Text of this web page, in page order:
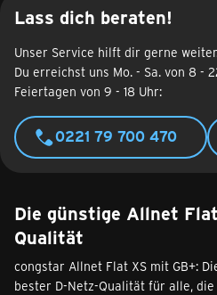
Lass dich beraten!
Unser Service hilft dir gerne
Du erreichst uns Mo. - Sa. von 8 -
Feiertagen von 9 - 18 Uhr:
0221 79 700 470
Die günstige Allnet
Qualität
congstar Allnet Flat XS mit GB+:
bester D-Netz-Qualität für alle,